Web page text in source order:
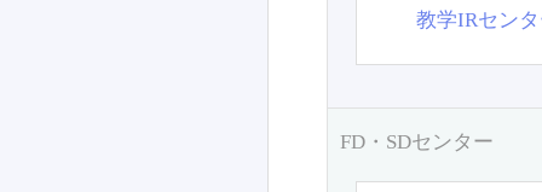
教学IRセン
FD・SDセンター